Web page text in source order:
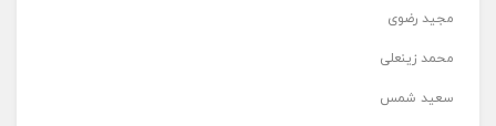
مجید رضوی
محمد زینعلی
سعید شمس